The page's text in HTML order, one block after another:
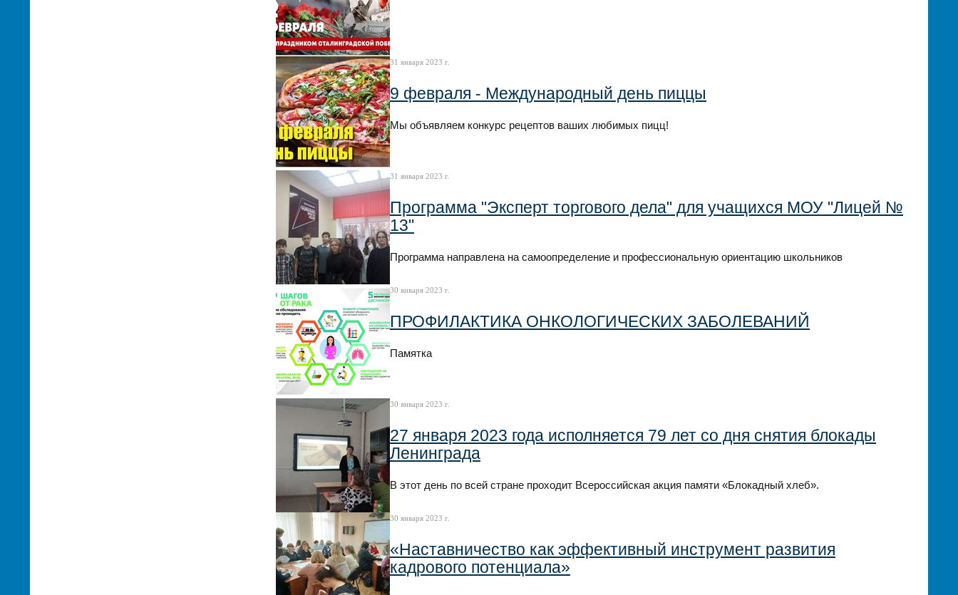
31 января 2023 г.
9 февраля - Международный день пиццы
Мы объявляем конкурс рецептов ваших любимых пицц!
31 января 2023 г.
Программа "Эксперт торгового дела" для учащихся МОУ "Лицей №
13"
Программа направлена на самоопределение и профессиональную ориентацию школьников
30 января 2023 г.
ПРОФИЛАКТИКА ОНКОЛОГИЧЕСКИХ ЗАБОЛЕВАНИЙ
Памятка
30 января 2023 г.
27 января 2023 года исполняется 79 лет со дня снятия блокады
Ленинграда
В этот день по всей стране проходит Всероссийская акция памяти «Блокадный хлеб».
30 января 2023 г.
«Наставничество как эффективный инструмент развития
кадрового потенциала»